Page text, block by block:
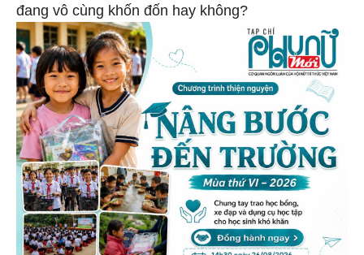
đang vô cùng khốn đốn hay không?